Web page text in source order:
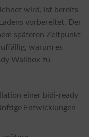
wird, ist bereits
vorbereitet. Der
späteren Zeitpunkt
warum es
Wallbox zu
einer bidi-ready
Entwicklungen